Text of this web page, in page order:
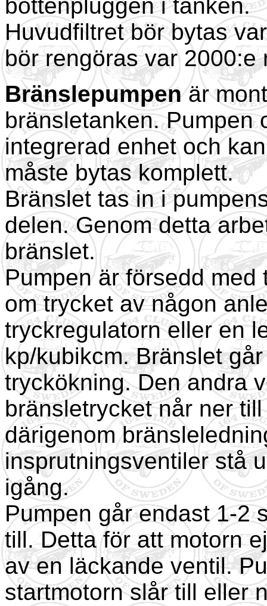
bottenpluggen i tanken.
Huvudfiltret bör bytas
bör rengöras var 2000:e
Bränslepumpenär
bränsletanken. Pumpen
integrerad enhet och
måste bytas komplett.
Bränslet tas in i
delen. Genom detta
bränslet.
Pumpen är försedd
om trycket av någon
tryckregulatorn eller en
kp/kubikcm. Bränslet
tryckökning. Den andra
bränsletrycket når ner
därigenom
insprutningsventiler stå
igång.
Pumpen går endast 1-2
till. Detta för att motorn
av en läckande ventil.
startmotorn slår till eller